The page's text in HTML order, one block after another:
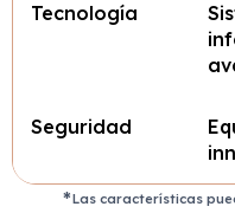
Tecnología
Seguridad
Las características